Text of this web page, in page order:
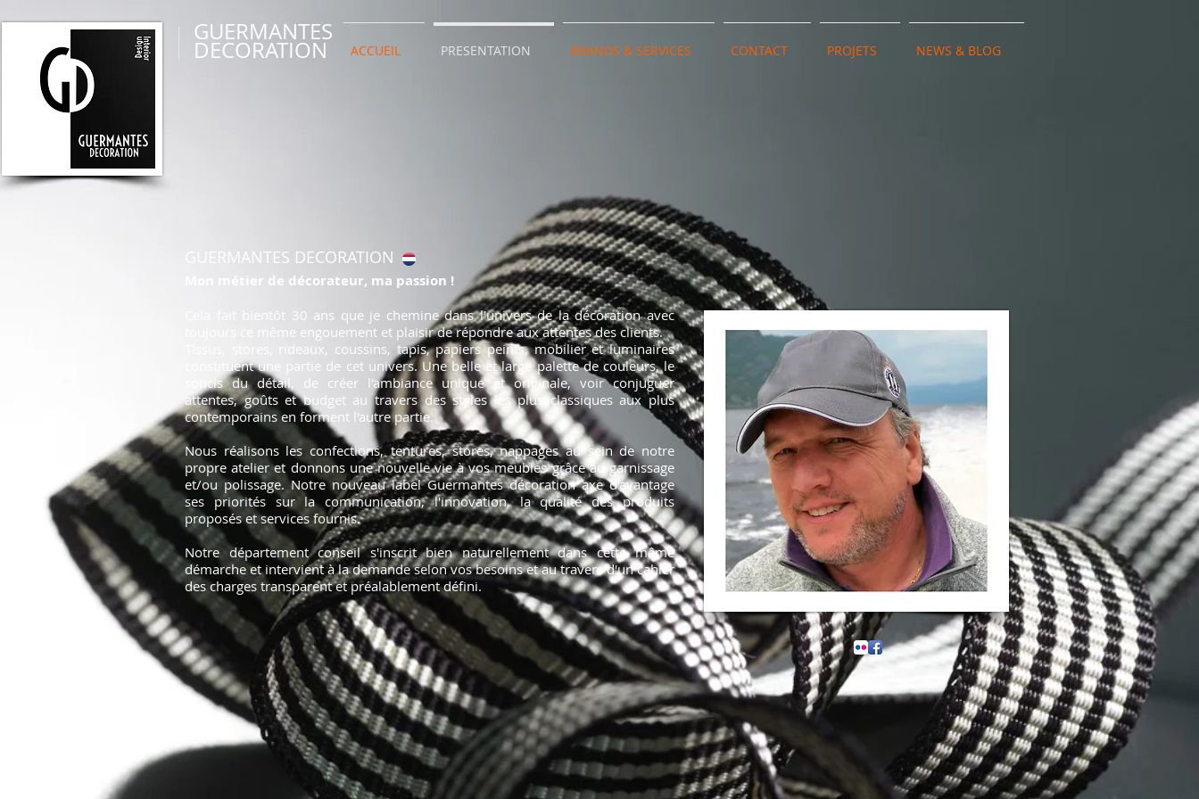
GUERMANTES
DECORATION ACCUEIL PRESENTATION BRANDS & SERVICES CONTACT PROJETS NEWS & BLOG
GUERMANTES DECORATION
Mon métier de décorateur, ma passion !
Cela fait bientôt 30 ans que je chemine dans l'univers de la décoration avec
toujours ce même engouement et plaisir de répondre aux attentes des clients.
Tissus, stores, rideaux, coussins, tapis, papiers peints, mobilier et luminaires
constituent une partie de cet univers. Une belle et large palette de couleurs, le
soucis du détail, de créer l'ambiance unique et originale, voir conjuguer
attentes, goûts et budget au travers des styles les plus classiques aux plus
contemporains en forment l'autre partie.
Nous réalisons les confections, tentures, stores, nappages au sein de notre
propre atelier et donnons une nouvelle vie à vos meubles grâce au garnissage
et/ou polissage.Notre nouveau label Guermantes décoration axe d'avantage
ses priorités sur la communication, l'innovation, la qualité des produits
proposés et services fournis.
Notre département conseil s'inscrit bien naturellement dans cette même
démarche et intervient à la demande selon vos besoins et au travers d'un cahier
des charges transparent et préalablement défini.